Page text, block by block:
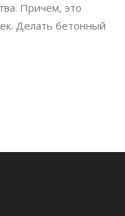
Причем, это
Делать бетонный